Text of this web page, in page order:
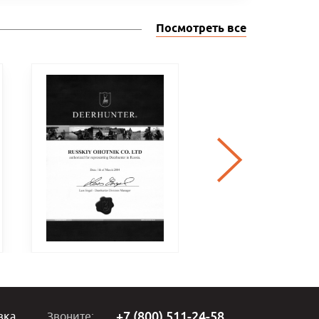
Посмотреть все